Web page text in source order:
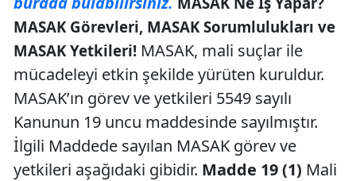
MASAK Görevleri, MASAK Sorumlulukları ve
MASAK Yetkileri! MASAK, mali suçlar ile
mücadeleyi etkin şekilde yürüten kuruldur.
MASAK’ın görev ve yetkileri 5549 sayılı
Kanunun 19 uncu maddesinde sayılmıştır.
İlgili Maddede sayılan MASAK görev ve
yetkileri aşağıdaki gibidir. Madde 19 (1) Mali